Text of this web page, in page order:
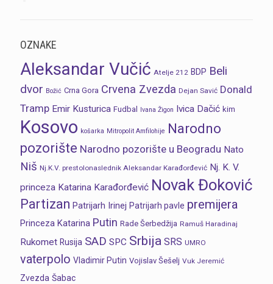
OZNAKE
Aleksandar Vučić Atelje 212 BDP Beli
dvor Božić Crna Gora Crvena Zvezda Dejan Savić Donald
Tramp Emir Kusturica Fudbal Ivana Žigon Ivica Dačić kim
Kosovo košarka Mitropolit Amfilohije
Narodno
pozorište Narodno pozorište u Beogradu Nato
Niš Nj.K.V. prestolonaslednik Aleksandar Karađorđević Nj. K. V.
princeza Katarina Karađorđević Novak Đoković
Partizan Patrijarh Irinej Patrijarh pavle premijera
Princeza Katarina Putin Rade Šerbedžija Ramuš Haradinaj
Rukomet Rusija SAD SPC Srbija SRS UMRO
vaterpolo Vladimir Putin Vojislav Šešelj Vuk Jeremić
Zvezda Šabac